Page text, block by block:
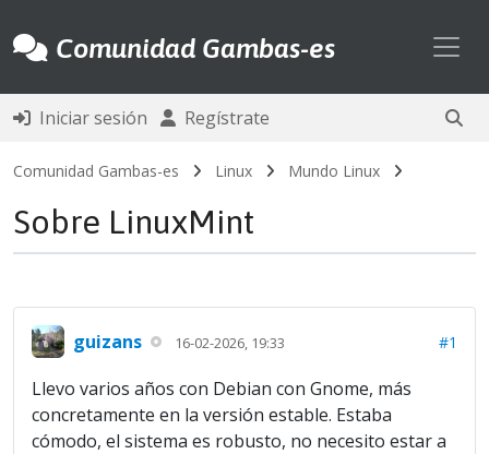
Comunidad Gambas-es
Iniciar sesión Regístrate
Comunidad Gambas-es Linux Mundo Linux
Sobre LinuxMint
guizans 16-02-2026, 19:33 #1
Llevo varios años con Debian con Gnome, más
concretamente en la versión estable. Estaba
cómodo, el sistema es robusto, no necesito estar a